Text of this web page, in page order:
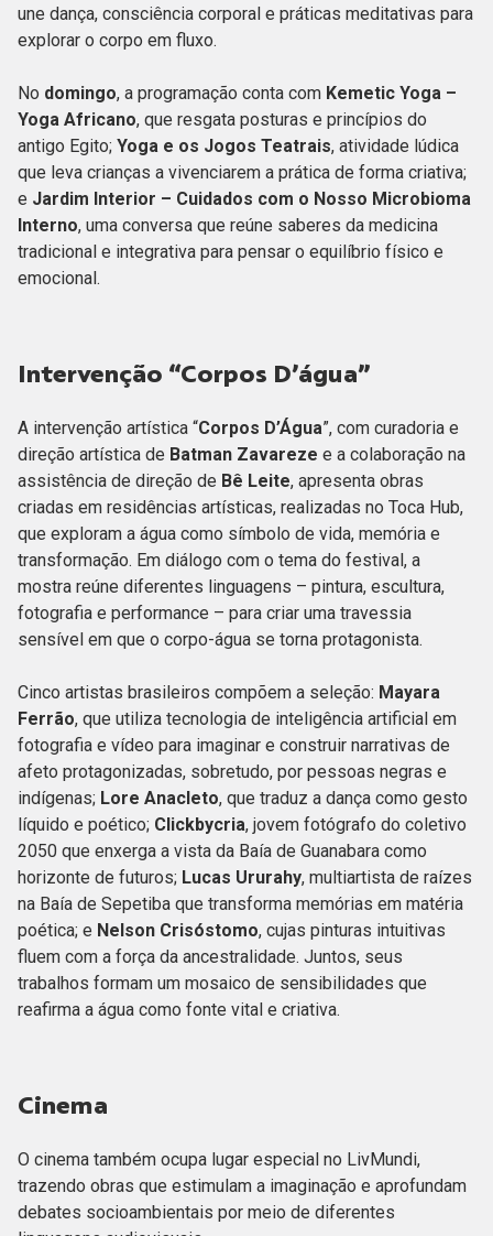
une dança, consciência corporal e práticas meditativas para
explorar o corpo em fluxo.
No domingo, a programação conta com Kemetic Yoga –
Yoga Africano, que resgata posturas e princípios do
antigo Egito; Yoga e os Jogos Teatrais, atividade lúdica
que leva crianças a vivenciarem a prática de forma criativa;
e Jardim Interior – Cuidados com o Nosso Microbioma
Interno, uma conversa que reúne saberes da medicina
tradicional e integrativa para pensar o equilíbrio físico e
emocional.
Intervenção “Corpos D’água”
A intervenção artística “Corpos D’Água”, com curadoria e
direção artística de Batman Zavareze e a colaboração na
assistência de direção de Bê Leite, apresenta obras
criadas em residências artísticas, realizadas no Toca Hub,
que exploram a água como símbolo de vida, memória e
transformação. Em diálogo com o tema do festival, a
mostra reúne diferentes linguagens – pintura, escultura,
fotografia e performance – para criar uma travessia
sensível em que o corpo-água se torna protagonista.
Cinco artistas brasileiros compõem a seleção: Mayara
Ferrão, que utiliza tecnologia de inteligência artificial em
fotografia e vídeo para imaginar e construir narrativas de
afeto protagonizadas, sobretudo, por pessoas negras e
indígenas; Lore Anacleto, que traduz a dança como gesto
líquido e poético; Clickbycria, jovem fotógrafo do coletivo
2050 que enxerga a vista da Baía de Guanabara como
horizonte de futuros; Lucas Ururahy, multiartista de raízes
na Baía de Sepetiba que transforma memórias em matéria
poética; e Nelson Crisóstomo, cujas pinturas intuitivas
fluem com a força da ancestralidade. Juntos, seus
trabalhos formam um mosaico de sensibilidades que
reafirma a água como fonte vital e criativa.
Cinema
O cinema também ocupa lugar especial no LivMundi,
trazendo obras que estimulam a imaginação e aprofundam
debates socioambientais por meio de diferentes